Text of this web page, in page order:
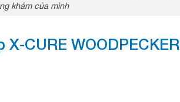
khám của mình
CURE WOODPECKER